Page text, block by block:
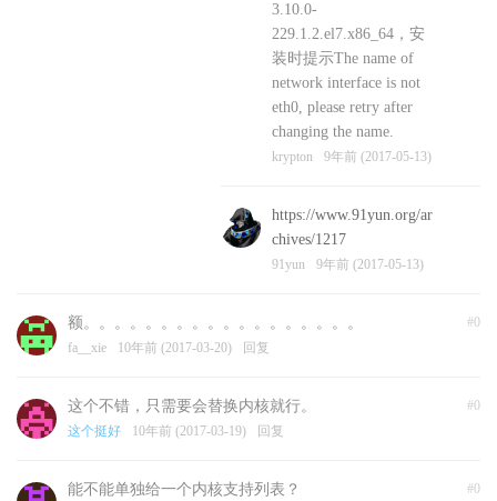
3.10.0-
229.1.2.el7.x86_64，安
装时提示The name of
network interface is not
eth0, please retry after
changing the name.
krypton 9年前 (2017-05-13)
https://www.91yun.org/ar
chives/1217
91yun 9年前 (2017-05-13)
#0
额。。。。。。。。。。。。。。。。。。
fa__xie 10年前 (2017-03-20) 回复
#0
这个不错，只需要会替换内核就行。
这个挺好 10年前 (2017-03-19) 回复
#0
能不能单独给一个内核支持列表？